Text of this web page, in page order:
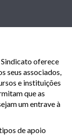
oferece
seus associados,
e instituições
que as
um entrave à
de apoio